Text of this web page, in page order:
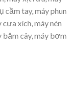
cầm tay, máy phun
xích, máy nén
băm cây, máy bơm